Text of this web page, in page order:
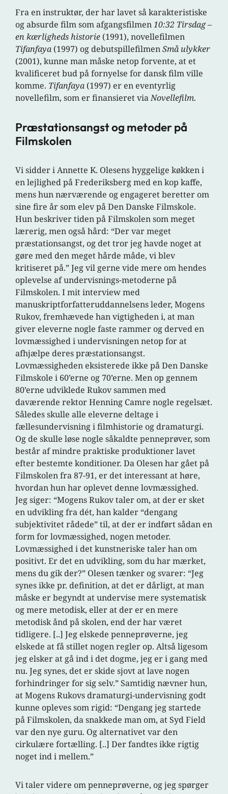
Fra en instruktør, der har lavet så karakteristiske
og absurde film som afgangsfilmen10:32 Tirsdag –
en kærligheds historie (1991), novellefilmen
Tifanfaya (1997) og debutspillefilmenSmå ulykker
(2001), kunne man måske netop forvente, at et
kvalificeret bud på fornyelse for dansk film ville
komme. Tifanfaya (1997) er en eventyrlig
novellefilm, som er finansieret viaNovellefilm.
Præstationsangst og metoder på
Filmskolen
Vi sidder i Annette K. Olesens hyggelige køkken i
en lejlighed på Frederiksberg med en kop kaffe,
mens hun nærværende og engageret beretter om
sine fire år som elev på Den Danske Filmskole.
Hun beskriver tiden på Filmskolen som meget
lærerig, men også hård: “Der var meget
præstationsangst, og det tror jeg havde noget at
gøre med den meget hårde måde, vi blev
kritiseret på.” Jeg vil gerne vide mere om hendes
oplevelse af undervisnings-metoderne på
Filmskolen. I mit interview med
manuskriptforfatteruddannelsens leder, Mogens
Rukov, fremhævede han vigtigheden i, at man
giver eleverne nogle faste rammer og derved en
lovmæssighed i undervisningen netop for at
afhjælpe deres præstationsangst.
Lovmæssigheden eksisterede ikke på Den Danske
Filmskole i 60’erne og 70’erne. Men op gennem
80’erne udviklede Rukov sammen med
daværende rektor Henning Camre nogle regelsæt.
Således skulle alle eleverne deltage i
fællesundervisning i filmhistorie og dramaturgi.
Og de skulle løse nogle såkaldte penneprøver, som
består af mindre praktiske produktioner lavet
efter bestemte konditioner. Da Olesen har gået på
Filmskolen fra 87-91, er det interessant at høre,
hvordan hun har oplevet denne lovmæssighed.
Jeg siger: “Mogens Rukov taler om, at der er sket
en udvikling fra dét, han kalder “dengang
subjektivitet rådede” til, at der er indført sådan en
form for lovmæssighed, nogen metoder.
Lovmæssighed i det kunstneriske taler han om
positivt. Er det en udvikling, som du har mærket,
mens du gik der?” Olesen tænker og svarer: “Jeg
synes ikke pr. definition, at det er dårligt, at man
måske er begyndt at undervise mere systematisk
og mere metodisk, eller at der er en mere
metodisk ånd på skolen, end der har været
tidligere. [..] Jeg elskede penneprøverne, jeg
elskede at få stillet nogen regler op. Altså ligesom
jeg elsker at gå ind i det dogme, jeg er i gang med
nu. Jeg synes, det er skide sjovt at lave nogen
forhindringer for sig selv.” Samtidig nævner hun,
at Mogens Rukovs dramaturgi-undervisning godt
kunne opleves som rigid: “Dengang jeg startede
på Filmskolen, da snakkede man om, at Syd Field
var den nye guru. Og alternativet var den
cirkulære fortælling. [..] Der fandtes ikke rigtig
noget ind i mellem.”
Vi taler videre om penneprøverne, og jeg spørger